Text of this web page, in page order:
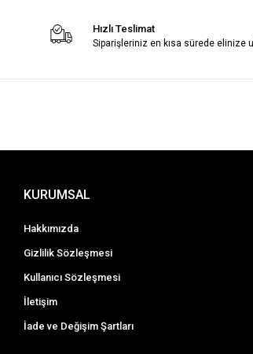
Hızlı Teslimat
Siparişleriniz en kısa sürede elinize
KURUMSAL
Hakkımızda
Gizlilik Sözleşmesi
Kullanıcı Sözleşmesi
İletişim
İade ve Değişim Şartları